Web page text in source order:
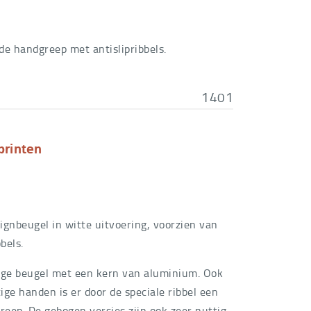
38,70
handgreep met antislipribbels.
1401
in witte uitvoering, voorzien van
beugel met een kern van aluminium. Ook
handen is er door de speciale ribbel een